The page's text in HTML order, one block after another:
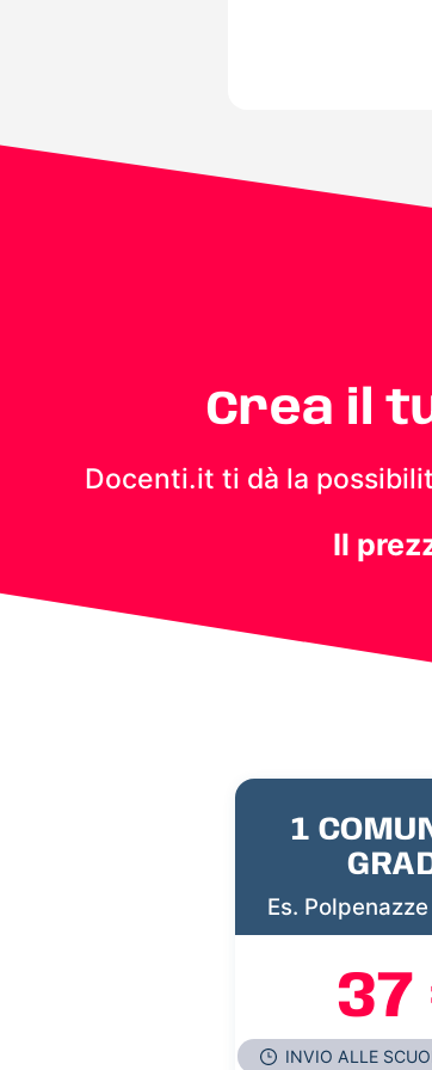
Crea il
Docenti.it ti dà la
Il
1
Es.
37
INVIO ALLE